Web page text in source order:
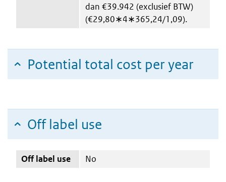
dan €39.942 (exclusief BTW)
(€29,80∗4∗365,24/1,09).
Potential total cost per year
Off label use
Off label use No